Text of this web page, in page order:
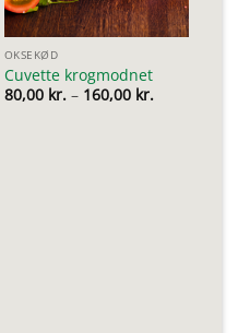
OKSEKØD
Cuvette krogmodnet
80,00 kr. – 160,00 kr.
80,00 kr.